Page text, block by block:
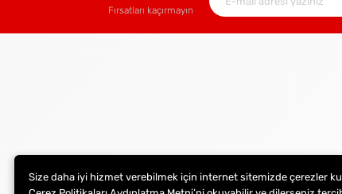
Fırsatları kaçırmayın
Size daha iyi hizmet verebilmek için internet sitemizde çerezler